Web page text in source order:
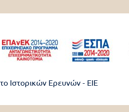
Ιστορικών Ερευνών - EIE